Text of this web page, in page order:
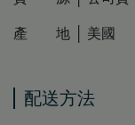
產 地 │ 美國
配送方法